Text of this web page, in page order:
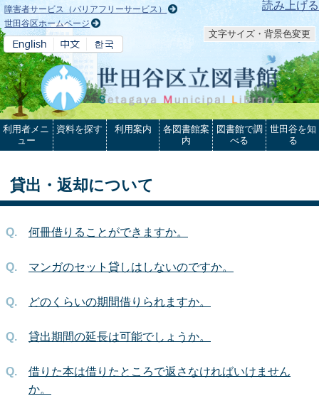
本文へ 読み上げる
障害者サービス（バリアフリーサービス）
世田谷区ホームページ
文字サイズ・背景色変更
利用者メニ
ュー
資料を探す 利用案内
各図書館案
内
図書館で調
べる
世田谷を知
る
貸出・返却について
何冊借りることができますか。
マンガのセット貸しはしないのですか。
どのくらいの期間借りられますか。
貸出期間の延長は可能でしょうか。
借りた本は借りたところで返さなければいけません
か。